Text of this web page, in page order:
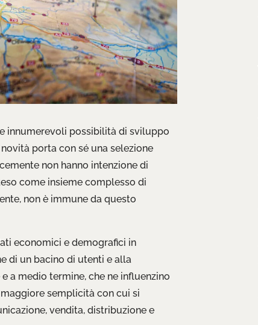
innumerevoli possibilità di sviluppo
porta con sé una selezione
non hanno intenzione di
come insieme complesso di
non è immune da questo
economici e demografici in
di un bacino di utenti e alla
a medio termine, che ne influenzino
semplicità con cui si
vendita, distribuzione e